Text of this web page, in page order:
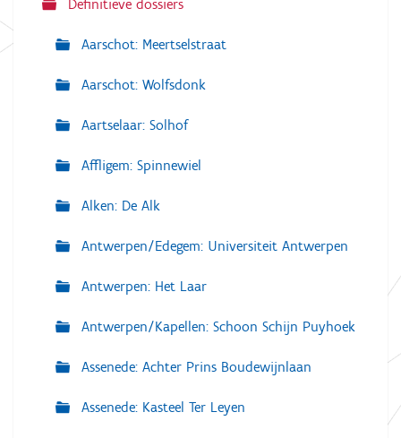
Definitieve dossiers
Aarschot: Meertselstraat
Aarschot: Wolfsdonk
Aartselaar: Solhof
Affligem: Spinnewiel
Alken: De Alk
Antwerpen/Edegem: Universiteit Antwerpen
Antwerpen: Het Laar
Antwerpen/Kapellen: Schoon Schijn Puyhoek
Assenede: Achter Prins Boudewijnlaan
Assenede: Kasteel Ter Leyen